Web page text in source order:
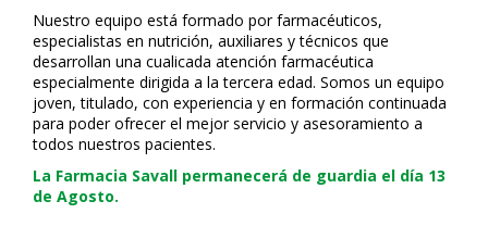
Nuestro equipo está formado por farmacéuticos,
especialistas en nutrición, auxiliares y técnicos que
desarrollan una cualificada atención farmacéutica
especialmente dirigida a la tercera edad. Somos un equipo
joven, titulado, con experiencia y en formación continuada
para poder ofrecer el mejor servicio y asesoramiento a
todos nuestros pacientes.
La Farmacia Savall permanecerá de guardia el día 13
de Agosto.